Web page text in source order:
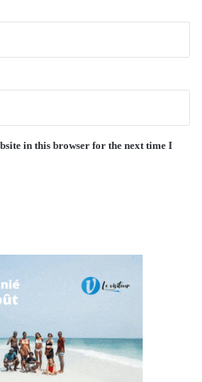
in this browser for the next time I